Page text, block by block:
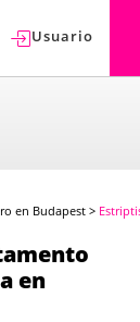
Usuario
en Budapest >
en